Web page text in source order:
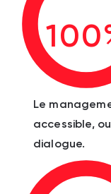
Le
accessible,
dialogue.